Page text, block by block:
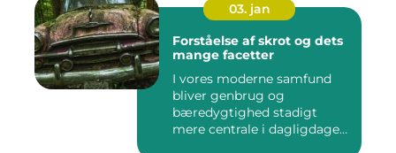
03. jan
Forståelse af skrot og dets
mange facetter
I vores moderne samfund
bliver genbrug og
bæredygtighed stadigt
mere centrale i dagligdagen.